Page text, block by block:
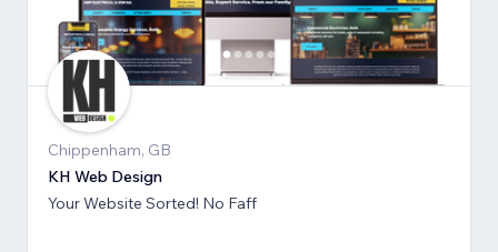
Chippenham, GB
KH Web Design
Your Website Sorted! No Faff